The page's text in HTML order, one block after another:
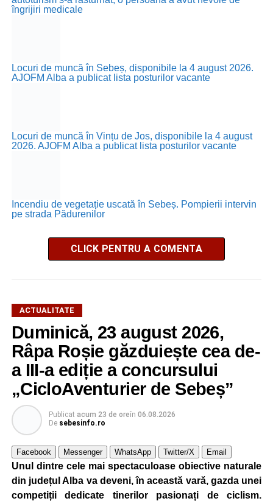
îngrijiri medicale
Locuri de muncă în Sebeș, disponibile la 4 august 2026.
AJOFM Alba a publicat lista posturilor vacante
Locuri de muncă în Vințu de Jos, disponibile la 4 august
2026. AJOFM Alba a publicat lista posturilor vacante
Incendiu de vegetație uscată în Sebeș. Pompierii intervin
pe strada Pădurenilor
CLICK PENTRU A COMENTA
ACTUALITATE
Duminică, 23 august 2026,
Râpa Roșie găzduiește cea de-
a III-a ediție a concursului
„CicloAventurier de Sebeș”
Publicat acum 23 de oreîn 06.08.2026
De sebesinfo.ro
Facebook Messenger WhatsApp Twitter/X Email
Unul dintre cele mai spectaculoase obiective naturale
din județul Alba va deveni, în această vară, gazda unei
competiții dedicate tinerilor pasionați de ciclism.